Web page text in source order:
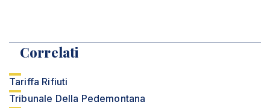
Correlati
Tariffa Rifiuti
Tribunale Della Pedemontana